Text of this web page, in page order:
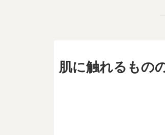
肌に触れるもの